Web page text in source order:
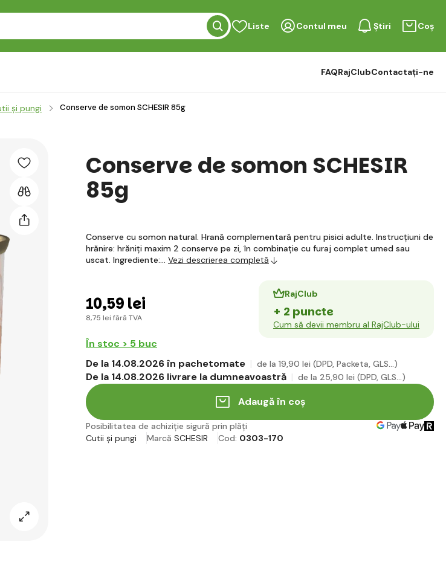
Liste Contul meu Știri Coș
FAQRajClubContactați-ne
și pungi Conserve de somon SCHESIR 85g
Conserve de somon SCHESIR
85g
Conserve cu somon natural. Hrană complementară pentru pisici adulte. Instrucțiuni de
hrănire: hrăniți maxim 2 conserve pe zi, în combinație cu furaj complet umed sau
uscat. Ingrediente:… Vezi descrierea completă
10,59 lei
8,75 lei fără TVA
RajClub
+ 2 puncte
Cum să devii membru al RajClub-ului
În stoc > 5 buc
De la 14.08.2026 în pachetomate
de la 19,90 lei (DPD, Packeta, GLS...)
De la 14.08.2026 livrare la dumneavoastră de la 25,90 lei (DPD, GLS...)
Adaugă în coș
Posibilitatea de achiziție sigură prin plăți
Cutii și pungi
Marcă SCHESIR Cod: 0303-170